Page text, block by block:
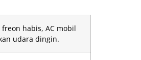
freon habis, AC mobil
udara dingin.